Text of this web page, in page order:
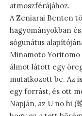
atmoszférájához.
A Zeniarai Benten
hagyományokban
sógunátus
Minamoto Yoritomo
álmot látott egy
mutatkozott be. Az
egy forrást, és ott
Napján, az U no hi (